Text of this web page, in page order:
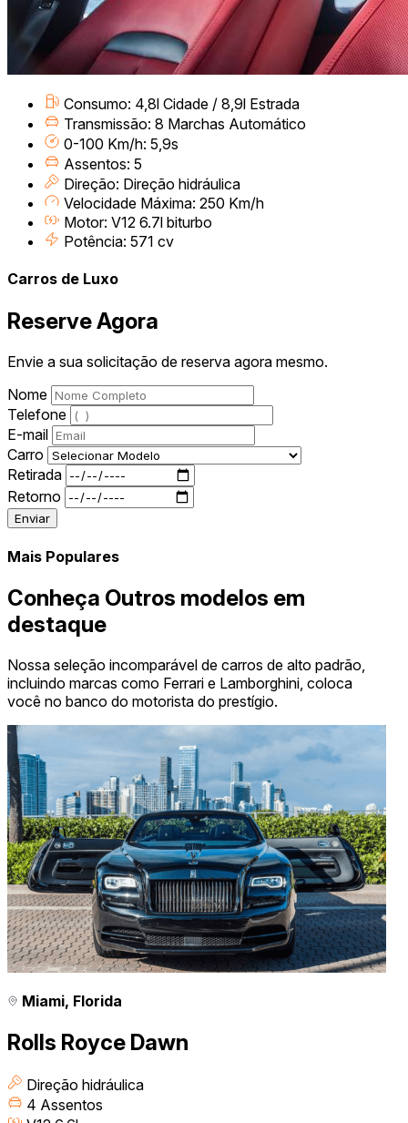
Consumo: 4,8l Cidade / 8,9l Estrada
Transmissão: 8 Marchas Automático
0-100 Km/h: 5,9s
Assentos: 5
Direção: Direção hidráulica
Velocidade Máxima: 250 Km/h
Motor: V12 6.7l biturbo
Potência: 571 cv
Carros de Luxo
Reserve Agora
Envie a sua solicitação de reserva agora mesmo.
Nome
Telefone
E-mail
Carro
Retirada
Retorno
Enviar
Mais Populares
Conheça Outros modelos em
destaque
Nossa seleção incomparável de carros de alto padrão,
incluindo marcas como Ferrari e Lamborghini, coloca
você no banco do motorista do prestígio.
Miami, Florida
Rolls Royce Dawn
Direção hidráulica
4 Assentos